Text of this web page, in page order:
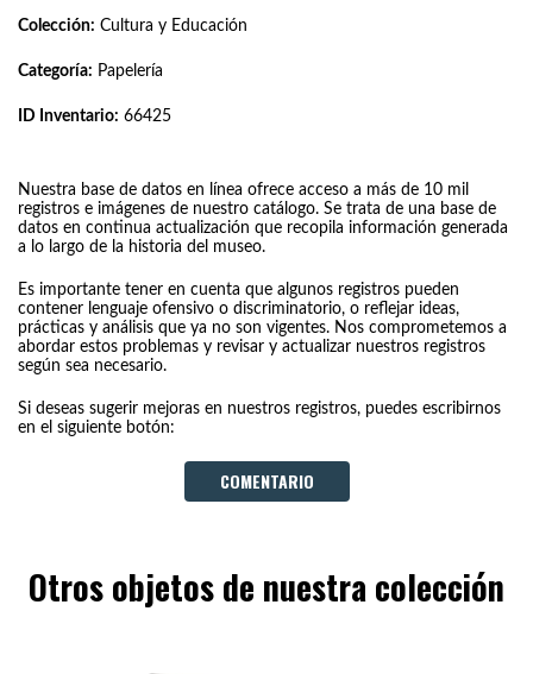
Colección: Cultura y Educación
Categoría: Papelería
ID Inventario: 66425
Nuestra base de datos en línea ofrece acceso a más de 10 mil
registros e imágenes de nuestro catálogo. Se trata de una base de
datos en continua actualización que recopila información generada
a lo largo de la historia del museo.
Es importante tener en cuenta que algunos registros pueden
contener lenguaje ofensivo o discriminatorio, o reflejar ideas,
prácticas y análisis que ya no son vigentes. Nos comprometemos a
abordar estos problemas y revisar y actualizar nuestros registros
según sea necesario.
Si deseas sugerir mejoras en nuestros registros, puedes escribirnos
en el siguiente botón:
COMENTARIO
Otros objetos de nuestra colección